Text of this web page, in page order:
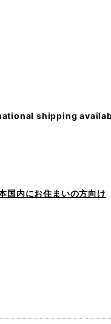
shipping
国内にお住まいの方向け